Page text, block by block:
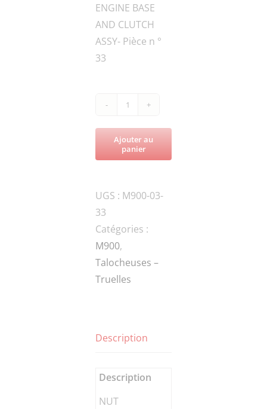
ENGINE BASE
AND CLUTCH
ASSY- Pièce n °
33
de
M900-
FN.N-
DIN-
Ajouter au
panier
UGS : M900-03-
33
Catégories :
M900,
Talocheuses –
Truelles
Description
Description
NUT